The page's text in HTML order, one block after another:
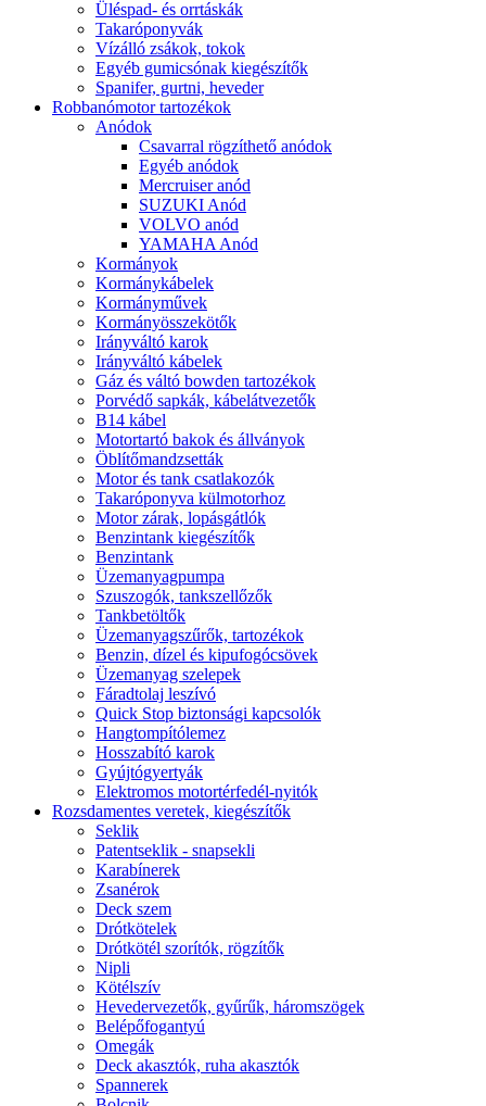
Üléspad- és orrtáskák
Takaróponyvák
Vízálló zsákok, tokok
Egyéb gumicsónak kiegészítők
Spanifer, gurtni, heveder
Robbanómotor tartozékok
Anódok
Csavarral rögzíthető anódok
Egyéb anódok
Mercruiser anód
SUZUKI Anód
VOLVO anód
YAMAHA Anód
Kormányok
Kormánykábelek
Kormányművek
Kormányösszekötők
Irányváltó karok
Irányváltó kábelek
Gáz és váltó bowden tartozékok
Porvédő sapkák, kábelátvezetők
B14 kábel
Motortartó bakok és állványok
Öblítőmandzsetták
Motor és tank csatlakozók
Takaróponyva külmotorhoz
Motor zárak, lopásgátlók
Benzintank kiegészítők
Benzintank
Üzemanyagpumpa
Szuszogók, tankszellőzők
Tankbetöltők
Üzemanyagszűrők, tartozékok
Benzin, dízel és kipufogócsövek
Üzemanyag szelepek
Fáradtolaj leszívó
Quick Stop biztonsági kapcsolók
Hangtompítólemez
Hosszabító karok
Gyújtógyertyák
Elektromos motortérfedél-nyitók
Rozsdamentes veretek, kiegészítők
Seklik
Patentseklik - snapsekli
Karabínerek
Zsanérok
Deck szem
Drótkötelek
Drótkötél szorítók, rögzítők
Nipli
Kötélszív
Hevedervezetők, gyűrűk, háromszögek
Belépőfogantyú
Omegák
Deck akasztók, ruha akasztók
Spannerek